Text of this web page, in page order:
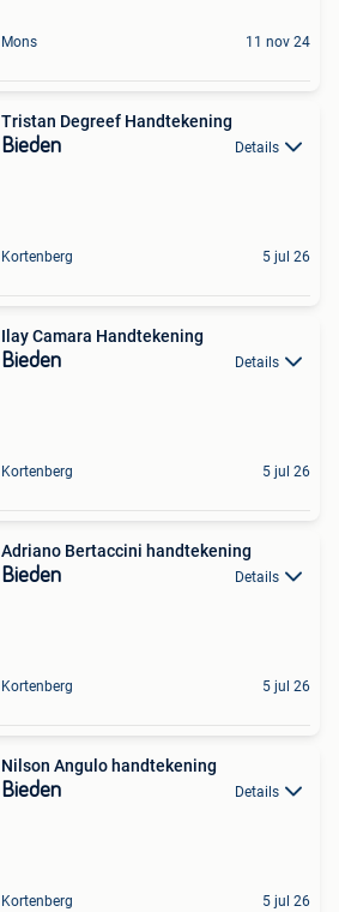
Mons 11 nov 24
Tristan Degreef Handtekening
Bieden Details
Kortenberg 5 jul 26
Ilay Camara Handtekening
Bieden Details
Kortenberg 5 jul 26
Adriano Bertaccini handtekening
Bieden Details
Kortenberg 5 jul 26
Nilson Angulo handtekening
Bieden Details
Kortenberg 5 jul 26